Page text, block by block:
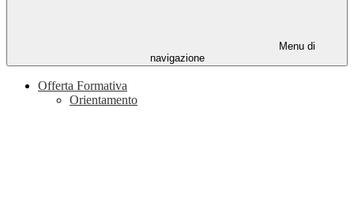
Menu di
navigazione
Offerta Formativa
Orientamento